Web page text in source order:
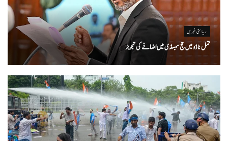
ریاستی خبریں
تمل ناڈو میں حج سبسڈی میں اضافے کی تجویز